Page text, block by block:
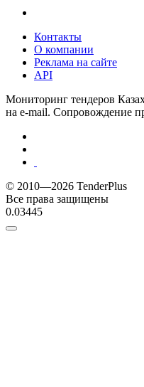
Контакты
О компании
Реклама на сайте
API
Мониторинг тендеров
на e-mail. Сопровождение
© 2010—2026 TenderPlus
Все права защищены
0.03445